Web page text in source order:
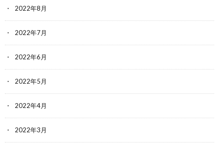
2022年8月
2022年7月
2022年6月
2022年5月
2022年4月
2022年3月